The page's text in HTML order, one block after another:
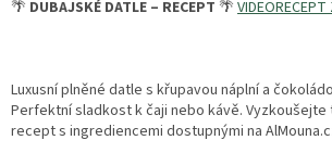
🌴 DUBAJSKÉ DATLE – RECEPT 🌴 VIDEORECEPT
Luxusní plněné datle s křupavou náplní a
Perfektní sladkost k čaji nebo kávě.
recept s ingrediencemi dostupnými na